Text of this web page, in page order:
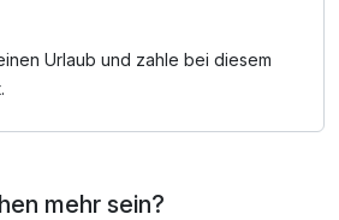
Urlaub und zahle bei diesem
mehr sein?